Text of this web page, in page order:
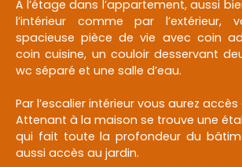
À l’étage dans l’appartement, aussi
l’intérieur comme par l’extérieur,
spacieuse pièce de vie avec coin
coin cuisine, un couloir desservant
wc séparé et une salle d’eau.
Par l’escalier intérieur vous aurez accès
Attenant à la maison se trouve une
qui fait toute la profondeur du
aussi accès au jardin.